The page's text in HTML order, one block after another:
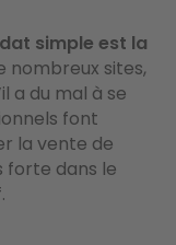
simple est la
nombreux sites,
a du mal à se
font
la vente de
forte dans le